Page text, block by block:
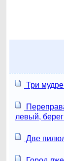
Три
левый,
Две